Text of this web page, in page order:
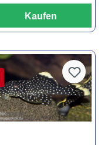
Kaufen